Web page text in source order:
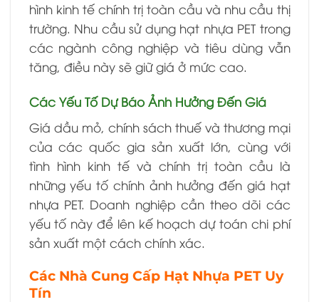
hình kinh tế chính trị toàn cầu và nhu cầu thị
trường. Nhu cầu sử dụng hạt nhựa PET trong
các ngành công nghiệp và tiêu dùng vẫn
tăng, điều này sẽ giữ giá ở mức cao.
Các Yếu Tố Dự Báo Ảnh Hưởng Đến Giá
Giá dầu mỏ, chính sách thuế và thương mại
của các quốc gia sản xuất lớn, cùng với
tình hình kinh tế và chính trị toàn cầu là
những yếu tố chính ảnh hưởng đến giá hạt
nhựa PET. Doanh nghiệp cần theo dõi các
yếu tố này để lên kế hoạch dự toán chi phí
sản xuất một cách chính xác.
Các Nhà Cung Cấp Hạt Nhựa PET Uy
Tín